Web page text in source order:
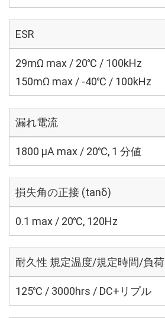
ESR
29mΩ max / 20℃ / 100kHz
150mΩ max / -40℃ / 100kHz
漏れ電流
1800 μA max / 20℃, 1 分値
損失角の正接 (tanδ)
0.1 max / 20℃, 120Hz
耐久性 規定温度/規定時間/負荷
125℃ / 3000hrs / DC+リプル